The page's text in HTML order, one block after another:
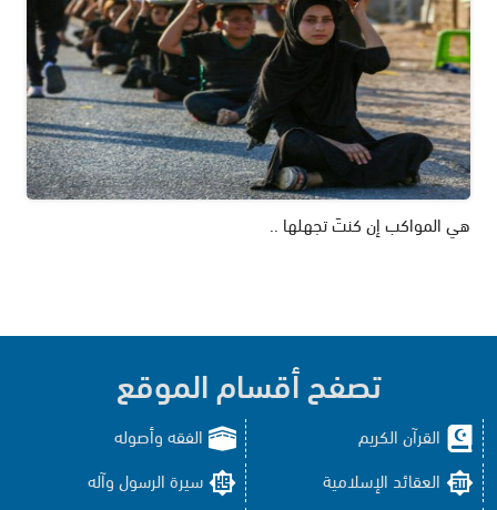
هي المواكب إن كنتَ تجهلها ..
تصفح أقسام الموقع
القرآن الكريم
الفقه وأصوله
العقائد الإسلامية
سيرة الرسول وآله